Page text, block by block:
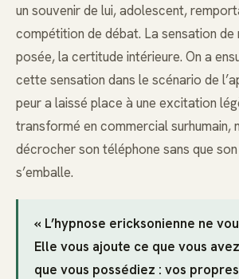
un souvenir de lui, adolescent,
compétition de débat. La sensation
posée, la certitude intérieure. On a
cette sensation dans le scénario de
peur a laissé place à une excitation
transformé en commercial surhumain,
décrocher son téléphone sans que
s’emballe.
« L’hypnose ericksonienne ne
Elle vous ajoute ce que vous
que vous possédiez : vos